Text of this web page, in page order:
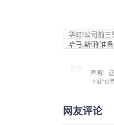
华虹!公司前
哈马,斯!称准
声明：
下载“证
网友评论